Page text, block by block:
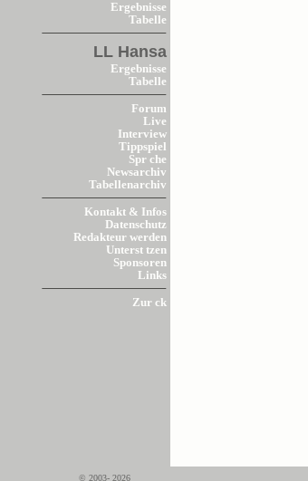
Ergebnisse
Tabelle
LL Hansa
Ergebnisse
Tabelle
Forum
Live
Interview
Tippspiel
Spr che
Newsarchiv
Tabellenarchiv
Kontakt & Infos
Datenschutz
Redakteur werden
Unterst tzen
Sponsoren
Links
Zur ck
© 2003- 2026